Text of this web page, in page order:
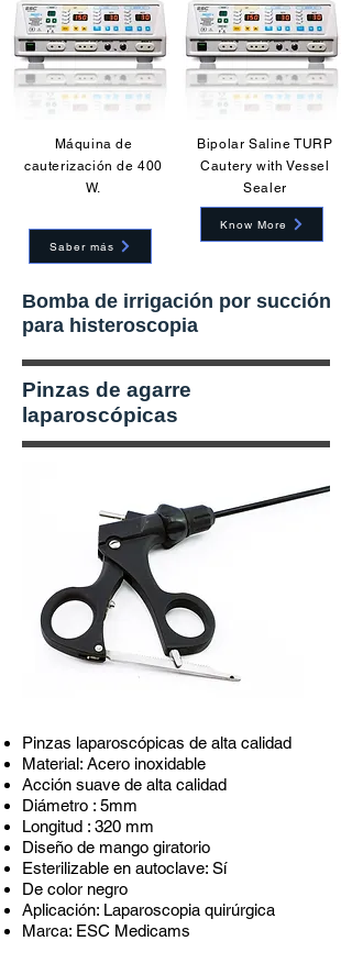
Máquina de
cauterización de 400
W.
Saber más
Bipolar Saline TURP
Cautery with Vessel
Sealer
Know More
Bomba de irrigación por succión
para histeroscopia
Pinzas de agarre
laparoscópicas
Pinzas laparoscópicas de alta calidad
Material: Acero inoxidable
Acción suave de alta calidad
Diámetro : 5mm
Longitud : 320 mm
Diseño de mango giratorio
Esterilizable en autoclave: Sí
De color negro
Aplicación: Laparoscopia quirúrgica
Marca: ESC Medicams